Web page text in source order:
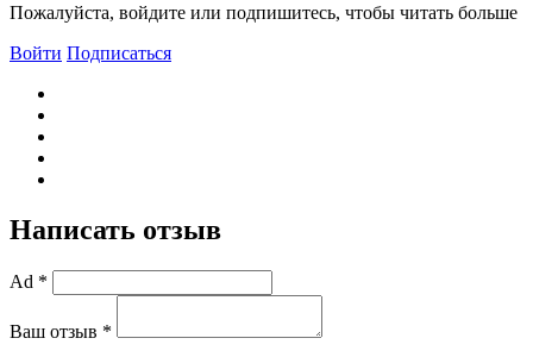
Пожалуйста, войдите или подпишитесь, чтобы читать больше
Войти Подписаться
Написать отзыв
Ad *
Ваш отзыв *